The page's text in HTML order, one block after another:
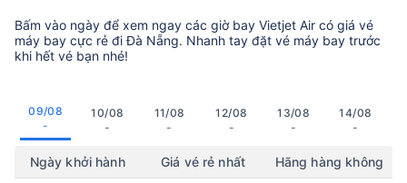
Bấm vào ngày để xem ngay các giờ bay Vietjet Air có giá vé
máy bay cực rẻ đi Đà Nẵng. Nhanh tay đặt vé máy bay trước
khi hết vé bạn nhé!
09/08
-
10/08
-
11/08
-
12/08
-
13/08
-
14/08
-
Ngày khởi hành Giá vé rẻ nhất Hãng hàng không